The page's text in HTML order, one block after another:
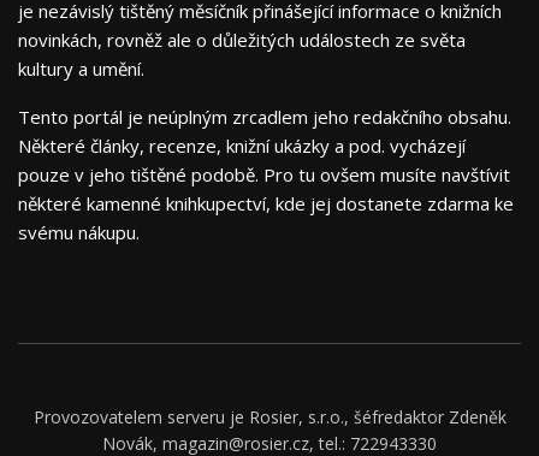
je nezávislý tištěný měsíčník přinášející informace o knižních
novinkách, rovněž ale o důležitých událostech ze světa
kultury a umění.
Tento portál je neúplným zrcadlem jeho redakčního obsahu.
Některé články, recenze, knižní ukázky a pod. vycházejí
pouze v jeho tištěné podobě. Pro tu ovšem musíte navštívit
některé kamenné knihkupectví, kde jej dostanete zdarma ke
svému nákupu.
Provozovatelem serveru je Rosier, s.r.o., šéfredaktor Zdeněk
Novák, magazin@rosier.cz, tel.: 722943330